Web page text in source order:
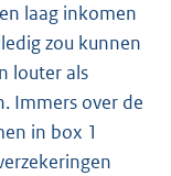
laag inkomen
zou kunnen
louter als
Immers over de
in box 1